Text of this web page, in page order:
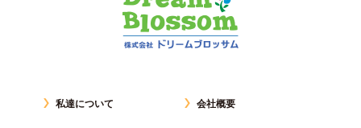
私達について 会社概要